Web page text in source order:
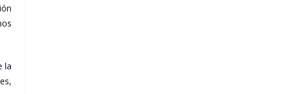
la